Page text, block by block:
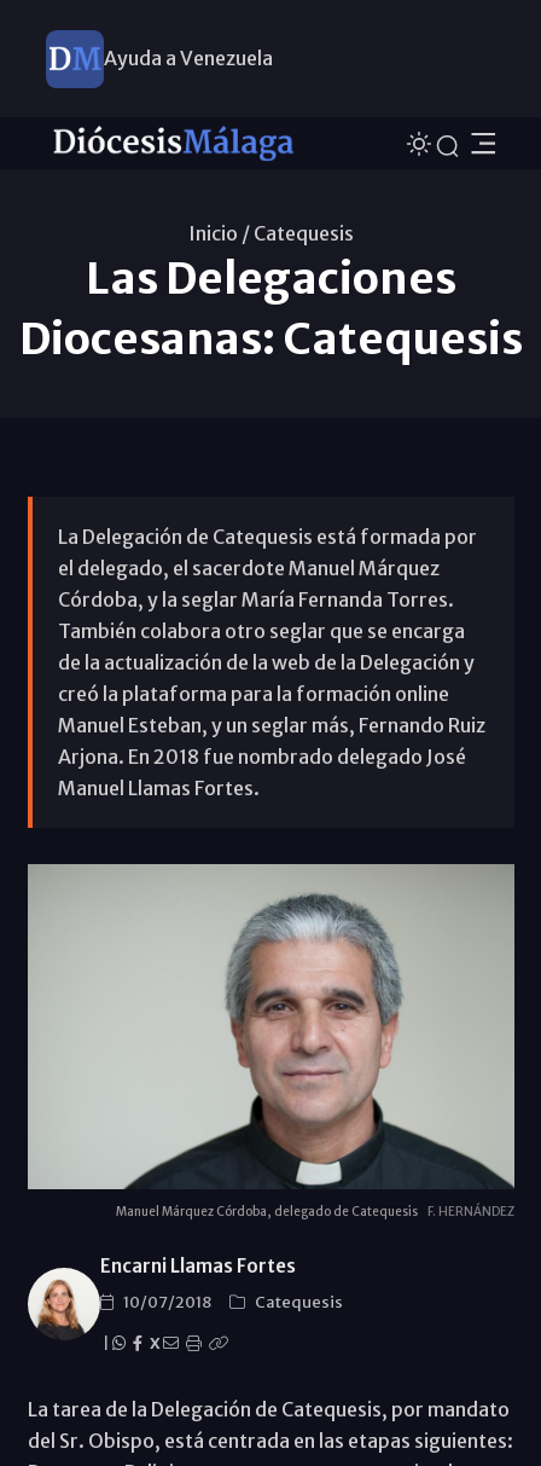
Ayuda a Venezuela
Inicio / Catequesis
Las Delegaciones
Diocesanas: Catequesis
La Delegación de Catequesis está formada por
el delegado, el sacerdote Manuel Márquez
Córdoba, y la seglar María Fernanda Torres.
También colabora otro seglar que se encarga
de la actualización de la web de la Delegación y
creó la plataforma para la formación online
Manuel Esteban, y un seglar más, Fernando Ruiz
Arjona. En 2018 fue nombrado delegado José
Manuel Llamas Fortes.
Manuel Márquez Córdoba, delegado de Catequesis F. HERNÁNDEZ
Encarni Llamas Fortes
10/07/2018
Catequesis
X
La tarea de la Delegación de Catequesis, por mandato
del Sr. Obispo, está centrada en las etapas siguientes: